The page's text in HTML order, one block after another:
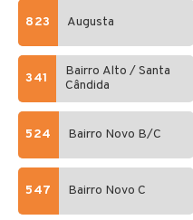
823 Augusta
341
Bairro Alto / Santa
Cândida
524 Bairro Novo B/C
547 Bairro Novo C